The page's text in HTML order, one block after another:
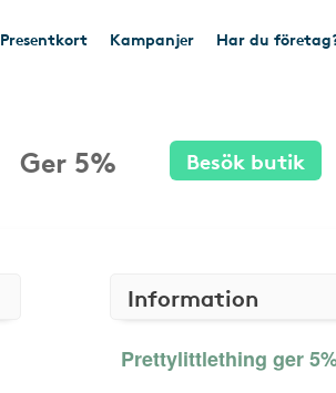
Presentkort Kampanjer Har du
Ger 5% Besök butik
Information
Prettylittlething ger